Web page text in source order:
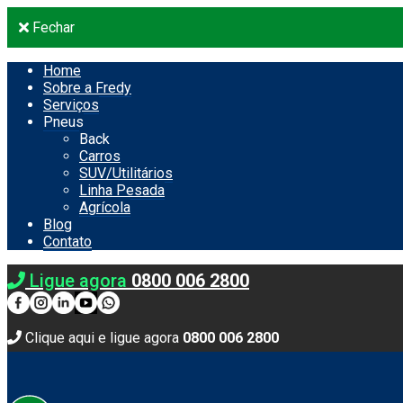
Fechar
Home
Sobre a Fredy
Serviços
Pneus
Back
Carros
SUV/Utilitários
Linha Pesada
Agrícola
Blog
Contato
Ligue agora 0800 006 2800
Clique aqui e ligue agora 0800 006 2800